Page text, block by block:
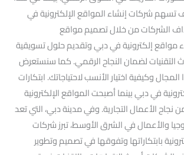
تسهم شركات إنشاء المواقع الإلكترونية في
الشركات من خلال تصميم مواقع
إلكترونية في دبي وتقديم حلول تسويقية
التقنيات لضمان النجاح الرقمي. كما سنستعرض
وكيفية اختيار الأنسب لاحتياجاتك. ابتكارات
في دبي بينما أصبحت المواقع الإلكترونية
الأعمال التجارية. وفي مدينة دبي، التي تعد
والأعمال في الشرق الأوسط، تبرز شركات
بابتكاراتها وتفوقها في تصميم وتطوير